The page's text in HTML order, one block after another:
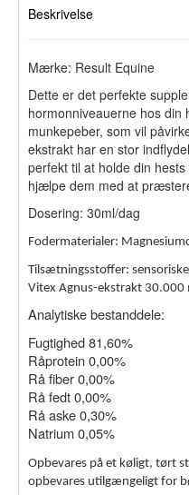
Beskrivelse
Mærke: Result Equine
Dette er det perfekte
hormonniveauerne hos din
munkepeber, som vil
ekstrakt har en stor
perfekt til at holde din
hjælpe dem med at
Dosering: 30ml/dag
Fodermaterialer:
Tilsætningsstoffer:
Vitex Agnus-ekstrakt 30.000
Analytiske bestanddele:
Fugtighed 81,60%
Råprotein 0,00%
Rå fiber 0,00%
Rå fedt 0,00%
Rå aske 0,30%
Natrium 0,05%
Opbevares på et køligt, tørt
opbevares utilgængeligt for